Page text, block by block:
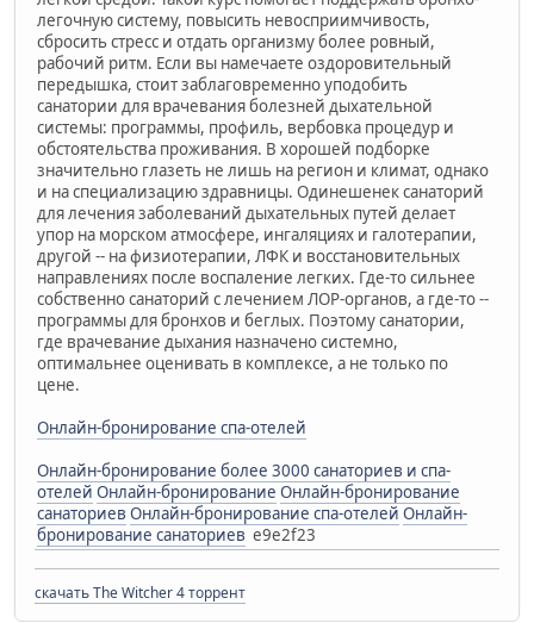
легочную систему, повысить невосприимчивость,
сбросить стресс и отдать организму более ровный,
рабочий ритм. Если вы намечаете оздоровительный
передышка, стоит заблаговременно уподобить
санатории для врачевания болезней дыхательной
системы: программы, профиль, вербовка процедур и
обстоятельства проживания. В хорошей подборке
значительно глазеть не лишь на регион и климат, однако
и на специализацию здравницы. Одинешенек санаторий
для лечения заболеваний дыхательных путей делает
упор на морском атмосфере, ингаляциях и галотерапии,
другой -- на физиотерапии, ЛФК и восстановительных
направлениях после воспаление легких. Где-то сильнее
собственно санаторий с лечением ЛОР-органов, а где-то --
программы для бронхов и беглых. Поэтому санатории,
где врачевание дыхания назначено системно,
оптимальнее оценивать в комплексе, а не только по
цене.
Онлайн-бронирование спа-отелей
Онлайн-бронирование более 3000 санаториев и спа-
отелей Онлайн-бронирование Онлайн-бронирование
санаториев Онлайн-бронирование спа-отелей Онлайн-
бронирование санаториев e9e2f23
скачать The Witcher 4 торрент